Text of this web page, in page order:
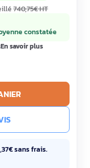
740,75€ HT
constatée
En savoir plus
sans frais.